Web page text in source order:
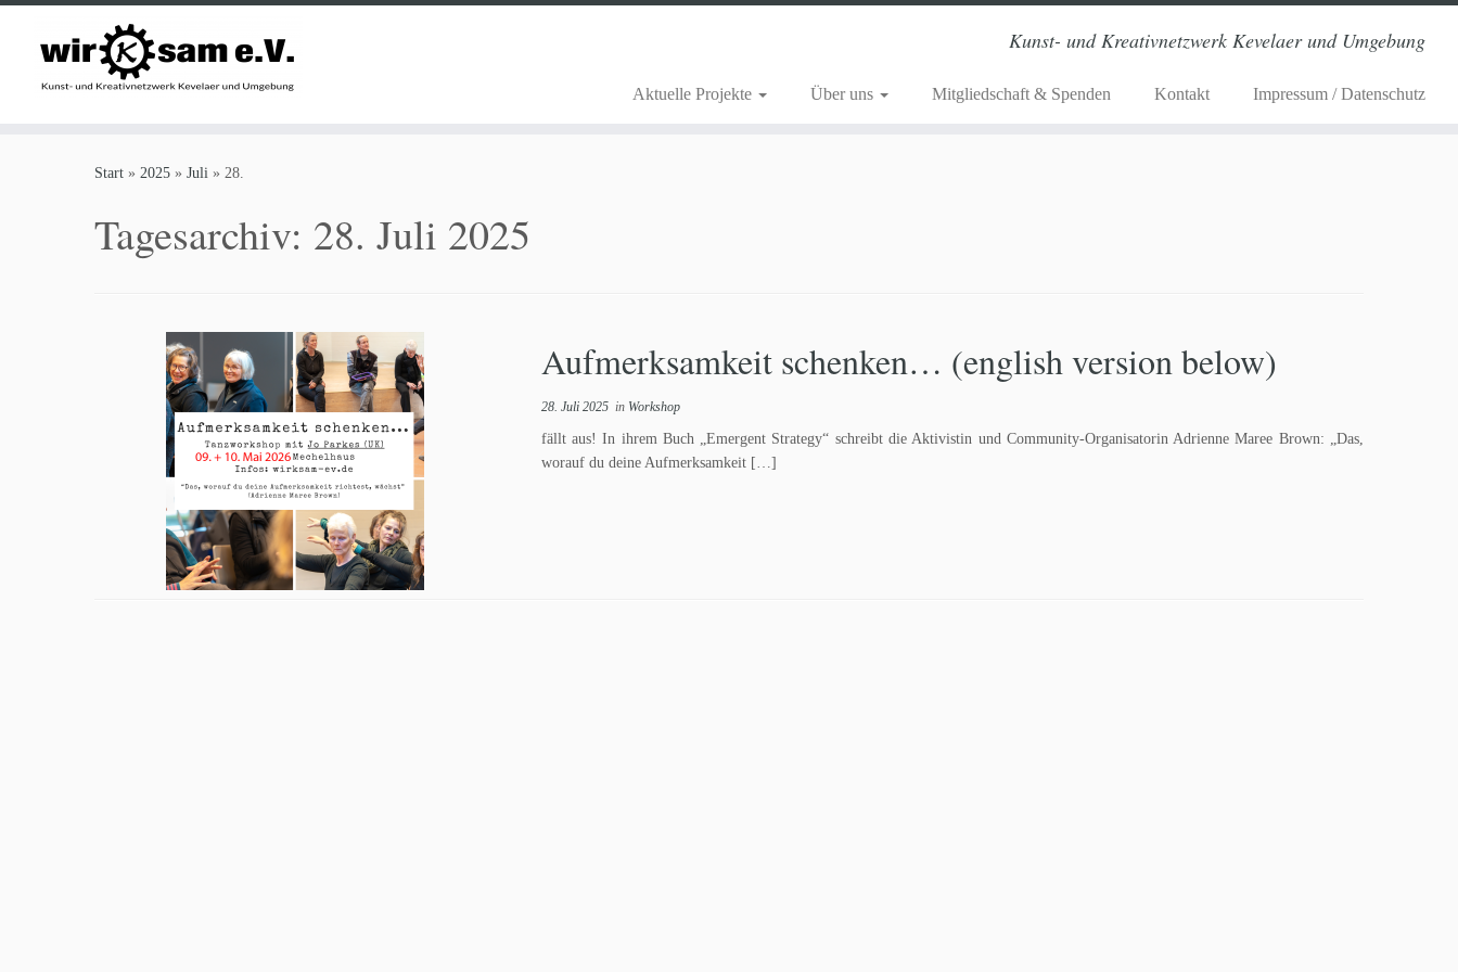
Kunst- und Kreativnetzwerk Kevelaer und Umgebung
Aktuelle Projekte Über uns Mitgliedschaft & Spenden Kontakt Impressum / Datenschutz
Start » 2025 » Juli » 28.
Tagesarchiv: 28. Juli 2025
Aufmerksamkeit schenken… (english version below)
28. Juli 2025in Workshop
fällt aus! In ihrem Buch „Emergent Strategy“ schreibt die Aktivistin und Community-Organisatorin Adrienne Maree Brown: „Das,
worauf du deine Aufmerksamkeit […]